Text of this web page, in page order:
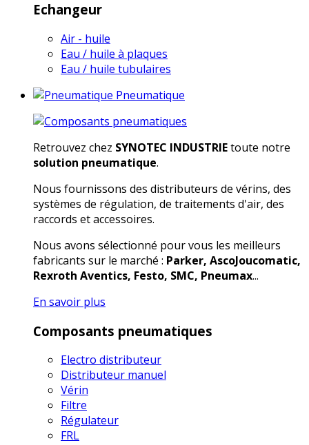
Echangeur
Air - huile
Eau / huile à plaques
Eau / huile tubulaires
Pneumatique
Retrouvez chez SYNOTEC INDUSTRIEtoute notre
solution pneumatique.
Nous fournissons des distributeurs de vérins, des
systèmes de régulation, de traitements d'air, des
raccords et accessoires.
Nous avons sélectionné pour vous les meilleurs
fabricants sur le marché : Parker, AscoJoucomatic,
Rexroth Aventics, Festo, SMC, Pneumax...
En savoir plus
Composants pneumatiques
Electro distributeur
Distributeur manuel
Vérin
Filtre
Régulateur
FRL